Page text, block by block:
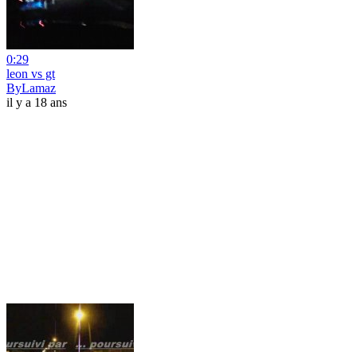
0:29
leon vs gt
ByLamaz
il y a 18 ans